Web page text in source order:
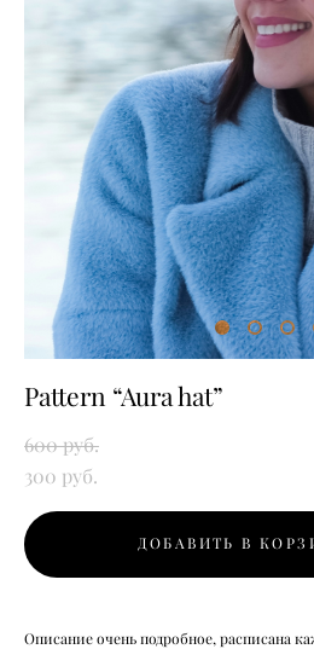
Pattern “Aura hat”
600 pуб.
300 pуб.
ДОБАВИТЬ В
Описание очень подробное, расписана